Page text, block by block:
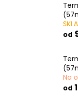
od
Na
od